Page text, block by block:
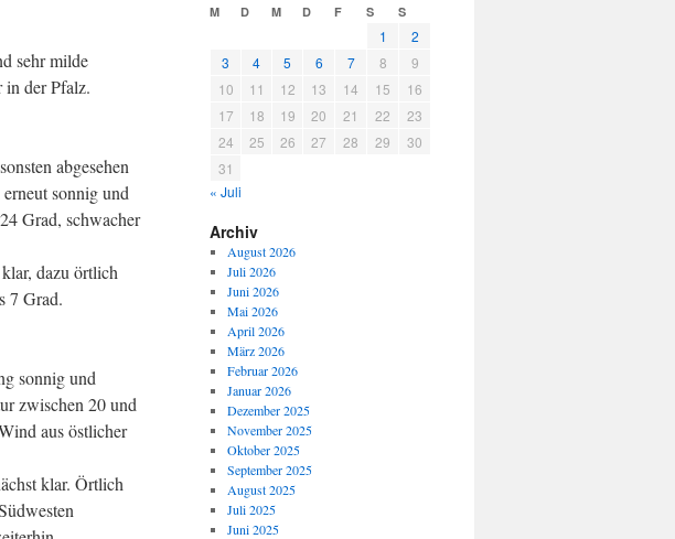
sehr milde
in der Pfalz.
abgesehen
sonnig und
Grad, schwacher
dazu örtlich
7 Grad.
sonnig und
zwischen 20 und
aus östlicher
klar. Örtlich
M D M D F S S
1
2
3
4 5 6 7 8
9
10
11 12 13 14 15
16
17
18 19 20 21 22
23
24
25 26 27 28 29
30
31
« Juli
Archiv
August 2026
Juli 2026
Juni 2026
Mai 2026
April 2026
März 2026
Februar 2026
Januar 2026
Dezember 2025
November 2025
Oktober 2025
September 2025
August 2025
Juli 2025
Juni 2025